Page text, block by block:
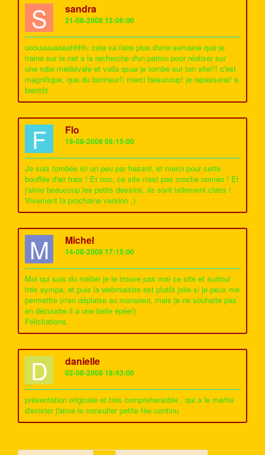
S sandra
21-08-2008 15:06:00
ooouuuuaaaahhhh, cela va faire plus d'une semaine que je
traine sur le net a la recherche d'un patron pour réaliser sur
une robe médiévale et voila qsue je tombe sur ton site!!! c'est
magnifique, que du bonheur!! merci beaucoup! je repasserai! a
bientôt
F Flo
19-08-2008 08:15:00
Je suis tombée ici un peu par hasard, et merci pour cette
bouffée d'air frais ! Et non, ce site n'est pas moche noméo ! Et
j'aime beaucoup les petits dessins, ils sont tellement clairs !
Vivement la prochaine version ;)
M Michel
14-08-2008 17:15:00
Moi qui suis du métier je le trouve pas mal ce site et surtout
trés sympa, et puis la webmaistre est plutôt jolie si je peux me
permettre (n'en déplaise au monsieur, mais je ne souhaite pas
en découdre il a une belle épée!)
Félicitations.
D danielle
02-08-2008 18:43:00
présentation originale et trés comprehensible , qui a le mérite
d'exister j'aime le consulter petite fée continu